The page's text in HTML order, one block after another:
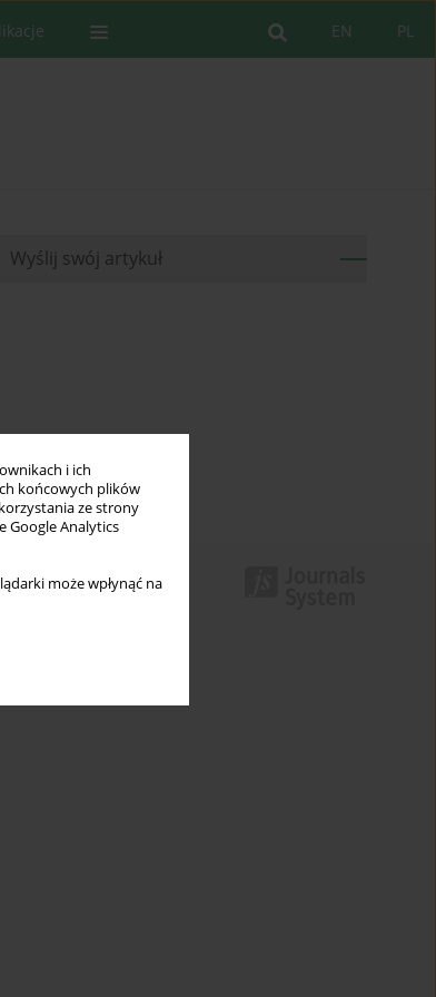
i ich
końcowych plików
ze strony
Google Analytics
może wpłynąć na
PL
EN
Wyślij swój artykuł